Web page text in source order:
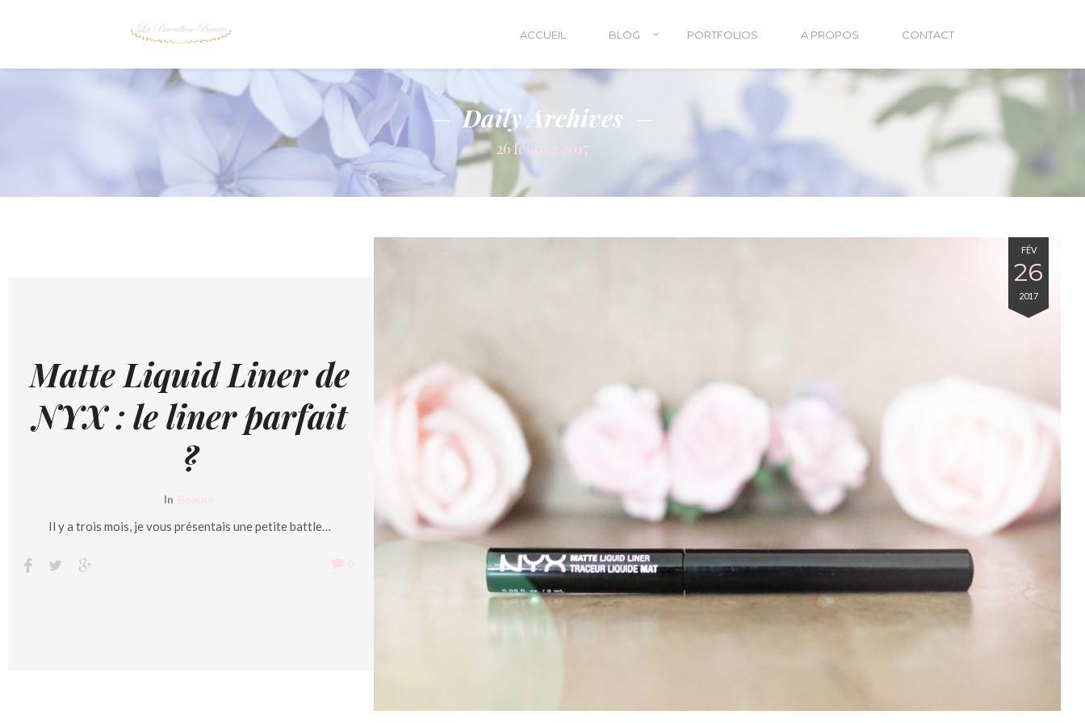
ACCUEIL BLOG PORTFOLIOS A PROPOS CONTACT
Daily Archives
26 février 2017
FÉV
26
2017
Matte Liquid Liner de
NYX : le liner parfait
?
In Beauté
Il y a trois mois, je vous présentais une petite battle…
6